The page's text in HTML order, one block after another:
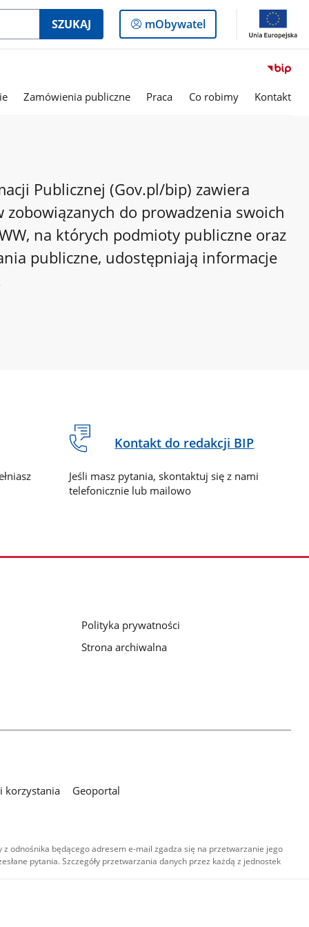
SZUKAJ
Logowanie
do
mObywatel
Zamówienia publiczne Praca Co robimy Kontakt
Publicznej (Gov.pl/bip) zawiera
do prowadzenia swoich
na których podmioty publiczne oraz
publiczne, udostępniają informacje
Kontakt do redakcji BIP
Jeśli masz pytania, skontaktuj się z nami
telefonicznie lub mailowo
Polityka prywatności
Strona archiwalna
korzystania
Geoportal
odnośnika będącego adresem e-mail zgadza się na przetwarzanie jego
pytania. Szczegóły przetwarzania danych przez każdą z jednostek